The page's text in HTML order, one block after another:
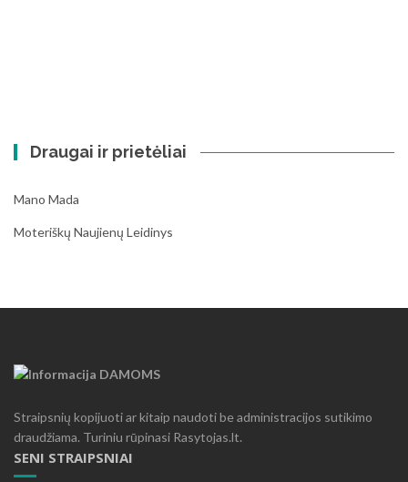
Draugai ir prietėliai
Mano Mada
Moteriškų Naujienų Leidinys
Straipsnių kopijuoti ar kitaip naudoti be administracijos sutikimo
draudžiama. Turiniu rūpinasi Rasytojas.lt.
SENI STRAIPSNIAI